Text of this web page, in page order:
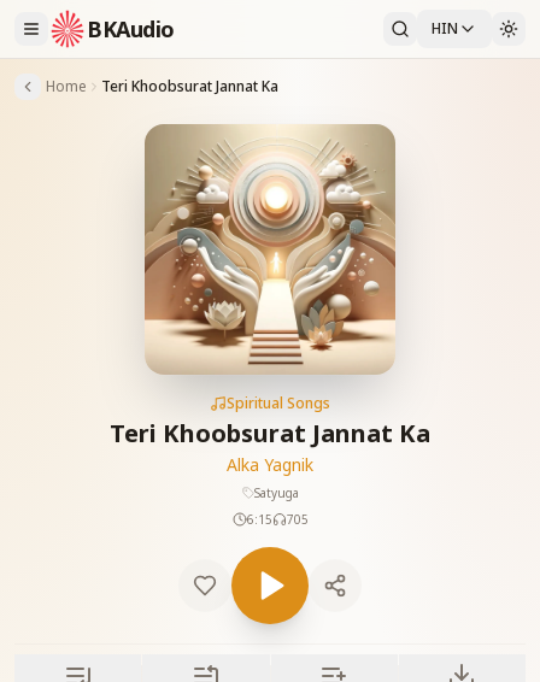
BKAudio HIN
Home Teri Khoobsurat Jannat Ka
Spiritual Songs
Teri Khoobsurat Jannat Ka
Alka Yagnik
Satyuga
6:15
705